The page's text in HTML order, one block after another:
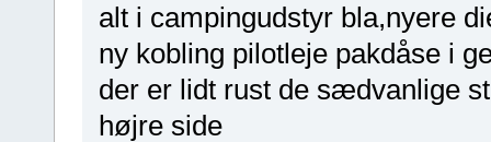
alt i campingudstyr bla,nyere
ny kobling pilotleje pakdåse i
der er lidt rust de sædvanlige
højre side